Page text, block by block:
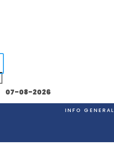
07-08-2026
INFO GENERAL